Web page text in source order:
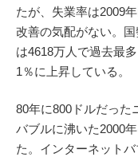
たが、失業率は2009
改善の気配がない。
は4618万人で過去最
1％に上昇している。
80年に800ドルだった
バブルに沸いた2000
た。インターネット